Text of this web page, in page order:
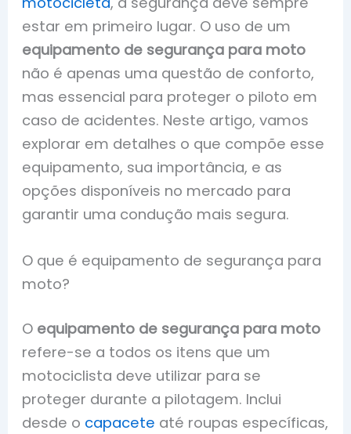
estar em primeiro lugar. O uso de um
equipamento de segurança para moto
não é apenas uma questão de conforto,
mas essencial para proteger o piloto em
caso de acidentes. Neste artigo, vamos
explorar em detalhes o que compõe esse
equipamento, sua importância, e as
opções disponíveis no mercado para
garantir uma condução mais segura.
O que é equipamento de segurança para
moto?
O equipamento de segurança para moto
refere-se a todos os itens que um
motociclista deve utilizar para se
proteger durante a pilotagem. Inclui
desde o capacete até roupas específicas,